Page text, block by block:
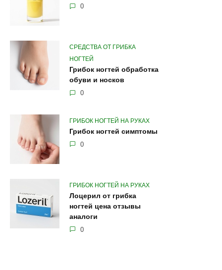
0
СРЕДСТВА ОТ ГРИБКА
НОГТЕЙ
Грибок ногтей обработка
обуви и носков
0
ГРИБОК НОГТЕЙ НА РУКАХ
Грибок ногтей симптомы
0
ГРИБОК НОГТЕЙ НА РУКАХ
Лоцерил от грибка
ногтей цена отзывы
аналоги
0